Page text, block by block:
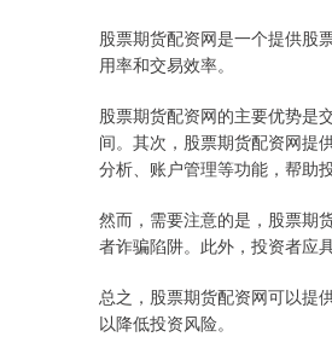
股票期货配资网是一个提供股
用率和交易效率。
股票期货配资网的主要优势是
间。其次，股票期货配资网提
分析、账户管理等功能，帮助
然而，需要注意的是，股票期
者诈骗陷阱。此外，投资者应
总之，股票期货配资网可以提
以降低投资风险。